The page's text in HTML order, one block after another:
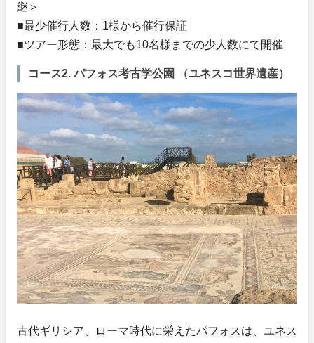
継＞
■最少催行人数：1様から催行保証
■ツアー形態：最大でも10名様までの少人数にて開催
コース2. パフォス考古学公園 （ユネスコ世界遺産）
古代ギリシア、ローマ時代に栄えたパフォスは、ユネス